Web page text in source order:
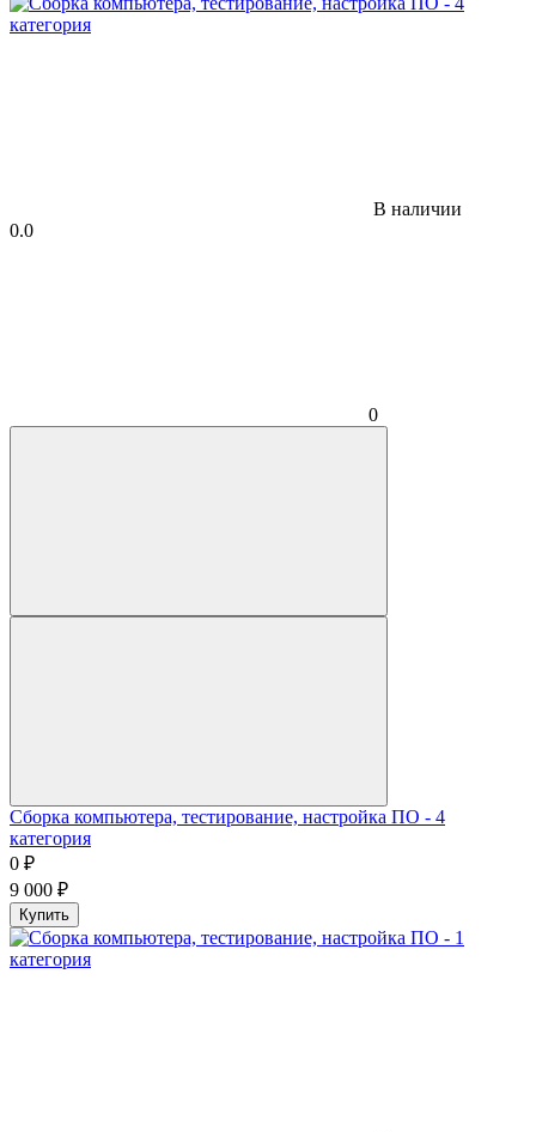
В наличии
0.0
0
Сборка компьютера, тестирование, настройка ПО - 4
категория
0 ₽
9 000 ₽
Купить